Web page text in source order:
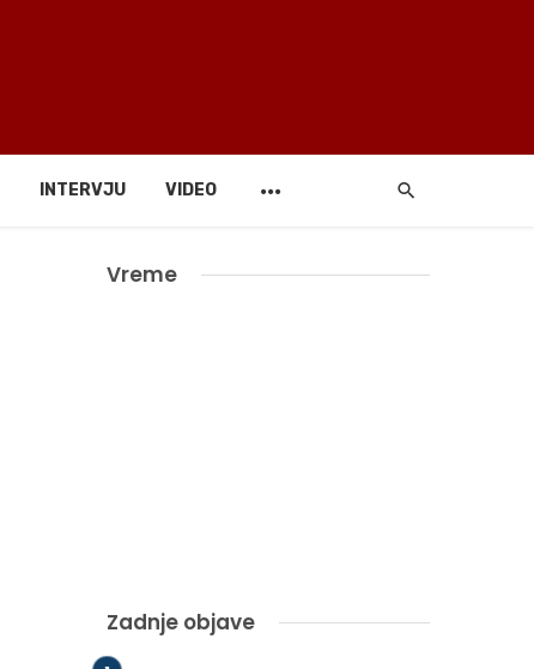
INTERVJU VIDEO
Vreme
Zadnje objave